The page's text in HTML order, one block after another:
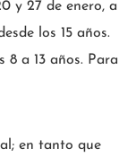
y 27 de enero, a
los 15 años.
8 a 13 años. Para
en tanto que